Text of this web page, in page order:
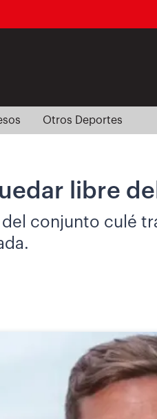
Otros Deportes
libre
conjunto culé